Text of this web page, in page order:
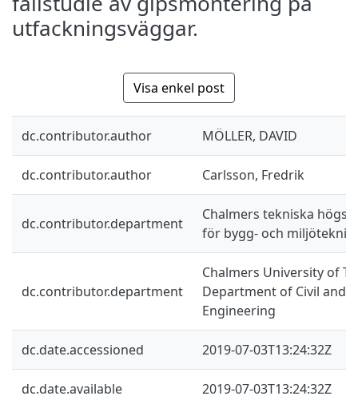
utfackningsväggar.
Visa enkel post
dc.contributor.author MÖLLER, DAVID
dc.contributor.author Carlsson, Fredrik
dc.contributor.department
Chalmers tekniska
för bygg- och miljöteknik
dc.contributor.department
Chalmers University of
Department of Civil and
Engineering
dc.date.accessioned 2019-07-03T13:24:32Z
dc.date.available 2019-07-03T13:24:32Z